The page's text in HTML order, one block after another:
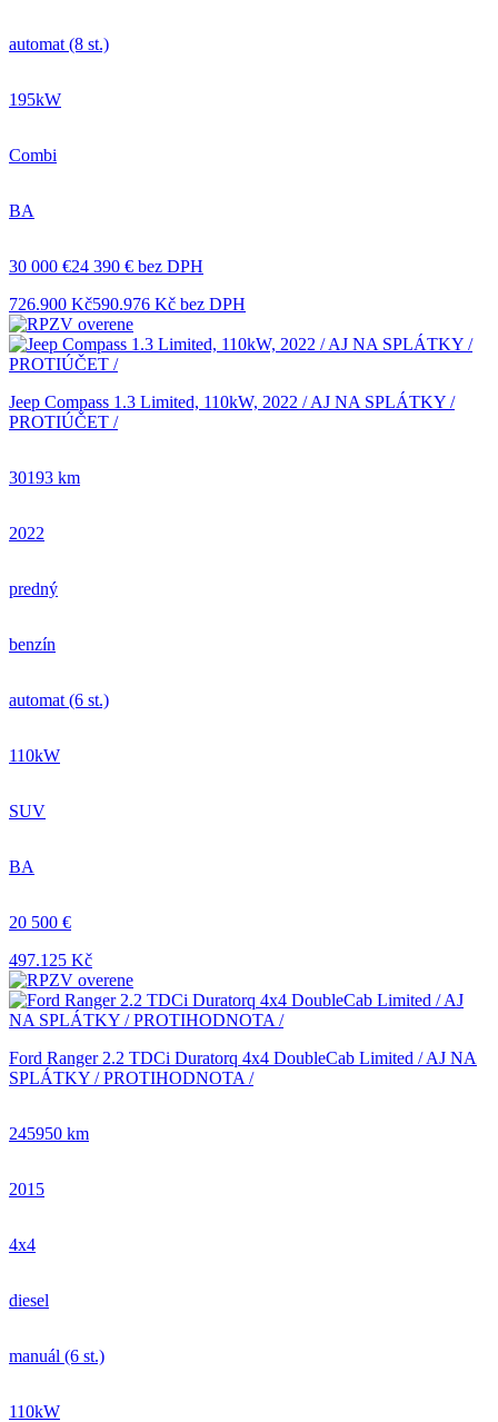
automat (8 st.)
195kW
Combi
BA
30 000 €24 390 € bez DPH
726.900 Kč590.976 Kč bez DPH
Jeep Compass 1.3 Limited, 110kW, 2022 / AJ NA SPLÁTKY /
PROTIÚČET /
30193 km
2022
predný
benzín
automat (6 st.)
110kW
SUV
BA
20 500 €
497.125 Kč
Ford Ranger 2.2 TDCi Duratorq 4x4 DoubleCab Limited / AJ NA
SPLÁTKY / PROTIHODNOTA /
245950 km
2015
4x4
diesel
manuál (6 st.)
110kW